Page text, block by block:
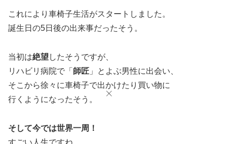
これにより車椅子生活がスタートしました。
誕生日の5日後の出来事だったそう。
当初は絶望したそうですが、
リハビリ病院で「 師匠 」とよぶ男性に出会い、
そこから徐々に車椅子で出かけたり買い物に
行くようになったそう。
そして今では世界一周！
すごい人生ですね。